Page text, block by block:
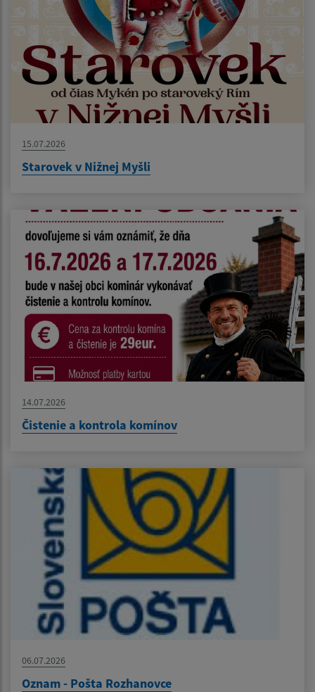
15.07.2026
Starovek v Nižnej Myšli
14.07.2026
Čistenie a kontrola komínov
06.07.2026
Oznam - Pošta Rozhanovce